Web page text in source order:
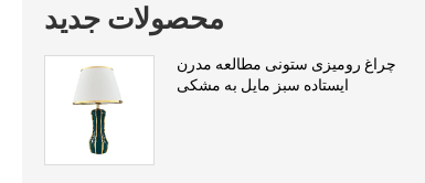
محصولات جدید
چراغ رومیزی ستونی مطالعه مدرن
ایستاده سبز مایل به مشکی